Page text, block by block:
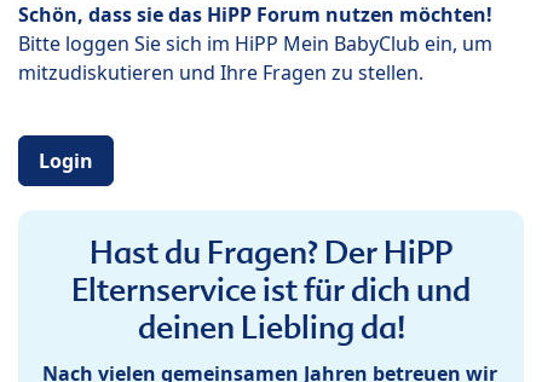
Schön, dass sie das HiPP Forum nutzen möchten!
Bitte loggen Sie sich im HiPP Mein BabyClub ein, um
mitzudiskutieren und Ihre Fragen zu stellen.
Login
Hast du Fragen? Der HiPP
Elternservice ist für dich und
deinen Liebling da!
Nach vielen gemeinsamen Jahren betreuen wir